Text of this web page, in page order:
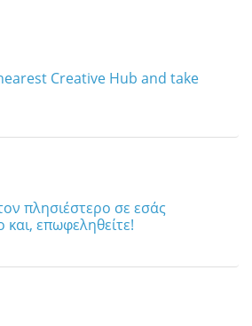
Creative Hub and take
πλησιέστερο σε εσάς
επωφεληθείτε!